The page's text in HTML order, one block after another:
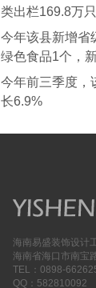
类出栏169.8万
今年该县新增省
绿色食品1个，
今年前三季度，
长6.9%
海南易盛装饰设计
海南省海口市南宝
TEL：0898-
QQ：582810092